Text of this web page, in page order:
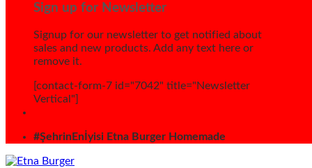
Sign up for Newsletter
Signup for our newsletter to get notified about
sales and new products. Add any text here or
remove it.
[contact-form-7 id="7042" title="Newsletter
Vertical"]
#ŞehrinEnİyisi Etna Burger Homemade